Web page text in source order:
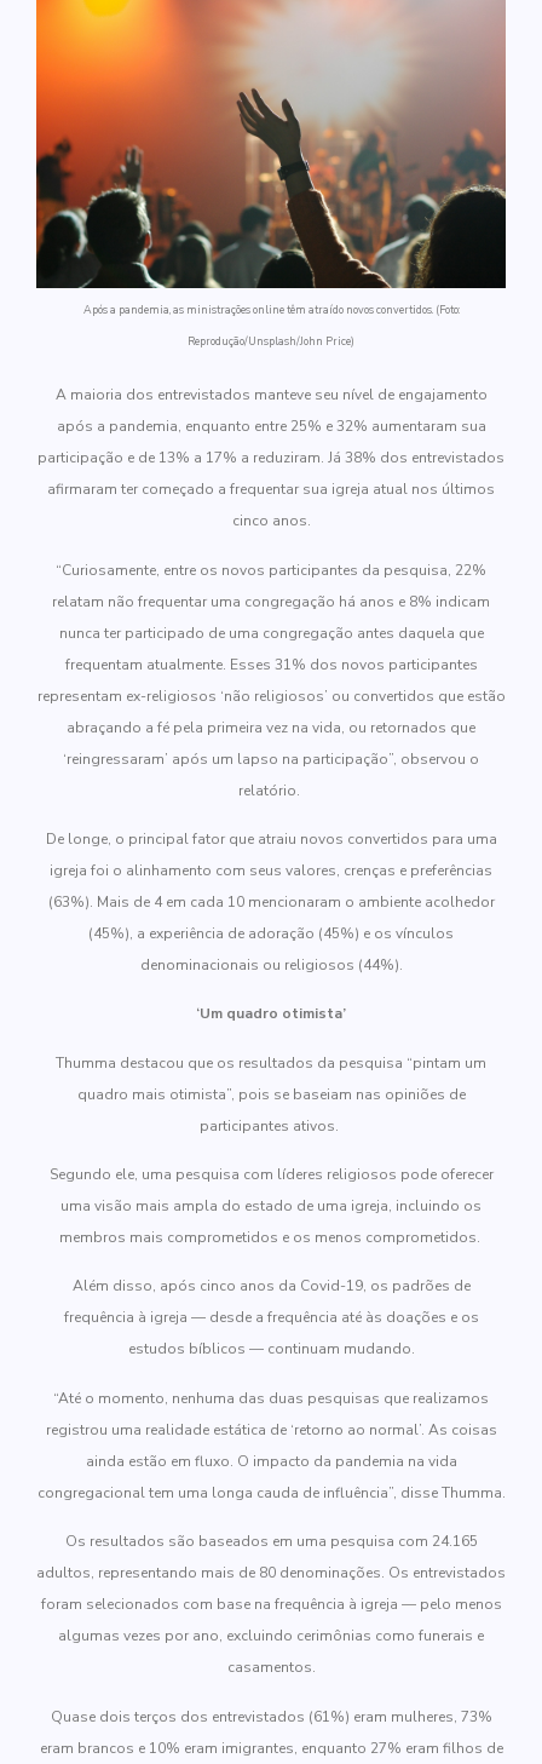
Após a pandemia, as ministrações online têm atraído novos convertidos. (Foto:
Reprodução/Unsplash/John Price)
A maioria dos entrevistados manteve seu nível de engajamento
após a pandemia, enquanto entre 25% e 32% aumentaram sua
participação e de 13% a 17% a reduziram. Já 38% dos entrevistados
afirmaram ter começado a frequentar sua igreja atual nos últimos
cinco anos.
“Curiosamente, entre os novos participantes da pesquisa, 22%
relatam não frequentar uma congregação há anos e 8% indicam
nunca ter participado de uma congregação antes daquela que
frequentam atualmente. Esses 31% dos novos participantes
representam ex-religiosos ‘não religiosos’ ou convertidos que estão
abraçando a fé pela primeira vez na vida, ou retornados que
‘reingressaram’ após um lapso na participação”, observou o
relatório.
De longe, o principal fator que atraiu novos convertidos para uma
igreja foi o alinhamento com seus valores, crenças e preferências
(63%). Mais de 4 em cada 10 mencionaram o ambiente acolhedor
(45%), a experiência de adoração (45%) e os vínculos
denominacionais ou religiosos (44%).
‘Um quadro otimista’
Thumma destacou que os resultados da pesquisa “pintam um
quadro mais otimista”, pois se baseiam nas opiniões de
participantes ativos.
Segundo ele, uma pesquisa com líderes religiosos pode oferecer
uma visão mais ampla do estado de uma igreja, incluindo os
membros mais comprometidos e os menos comprometidos.
Além disso, após cinco anos da Covid-19, os padrões de
frequência à igreja — desde a frequência até às doações e os
estudos bíblicos — continuam mudando.
“Até o momento, nenhuma das duas pesquisas que realizamos
registrou uma realidade estática de ‘retorno ao normal’. As coisas
ainda estão em fluxo. O impacto da pandemia na vida
congregacional tem uma longa cauda de influência”, disse Thumma.
Os resultados são baseados em uma pesquisa com 24.165
adultos, representando mais de 80 denominações. Os entrevistados
foram selecionados com base na frequência à igreja — pelo menos
algumas vezes por ano, excluindo cerimônias como funerais e
casamentos.
Quase dois terços dos entrevistados (61%) eram mulheres, 73%
eram brancos e 10% eram imigrantes, enquanto 27% eram filhos de